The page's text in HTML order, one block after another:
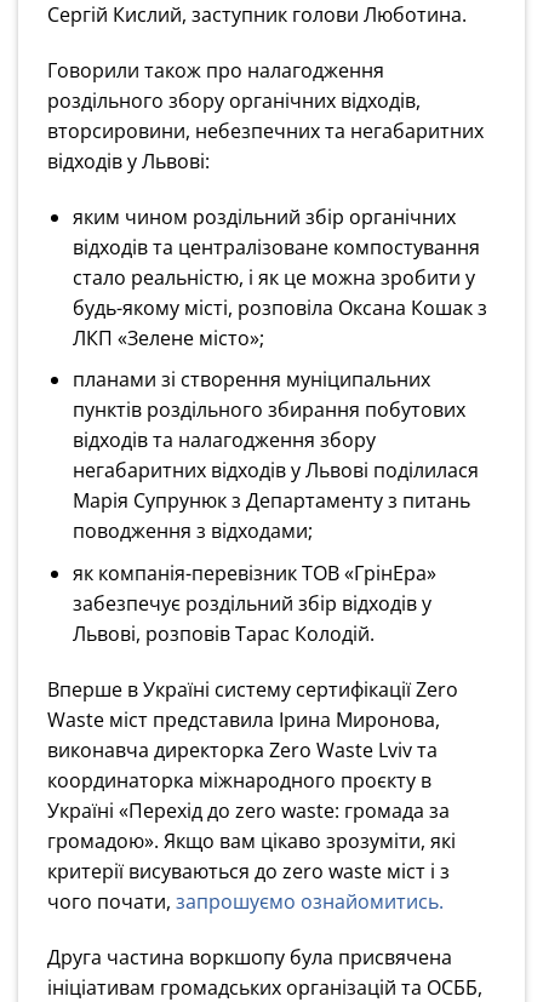
Сергій Кислий, заступник голови Люботина.
Говорили також про налагодження
роздільного збору органічних відходів,
вторсировини, небезпечних та негабаритних
відходів у Львові:
яким чином роздільний збір органічних
відходів та централізоване компостування
стало реальністю, і як це можна зробити у
будь-якому місті, розповіла Оксана Кошак з
ЛКП «Зелене місто»;
планами зі створення муніципальних
пунктів роздільного збирання побутових
відходів та налагодження збору
негабаритних відходів у Львові поділилася
Марія Супрунюк з Департаменту з питань
поводження з відходами;
як компанія-перевізник ТОВ «ГрінЕра»
забезпечує роздільний збір відходів у
Львові, розповів Тарас Колодій.
Вперше в Україні систему сертифікації Zero
Waste міст представила Ірина Миронова,
виконавча директорка Zero Waste Lviv та
координаторка міжнародного проєкту в
Україні «Перехід до zero waste: громада за
громадою»‎. Якщо вам цікаво зрозуміти, які
критерії висуваються до zero waste міст і з
чого почати, запрошуємо ознайомитись.
Друга частина воркшопу була присвячена
ініціативам громадських організацій та ОСББ,